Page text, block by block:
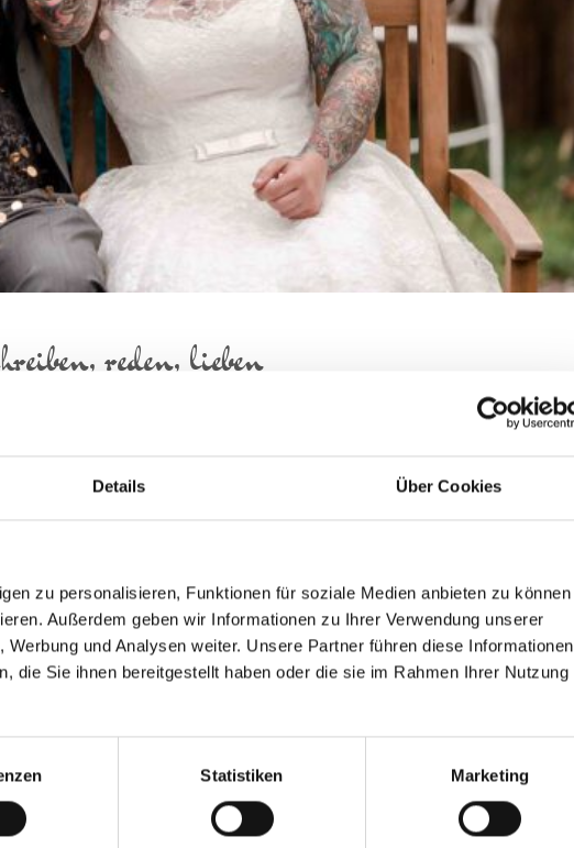
Details Über Cookies
zu personalisieren, Funktionen für soziale Medien anbieten zu können
Außerdem geben wir Informationen zu Ihrer Verwendung unserer
und Analysen weiter. Unsere Partner führen diese Informationen
die Sie ihnen bereitgestellt haben oder die sie im Rahmen Ihrer Nutzung
Statistiken Marketing
reden, lieben
WEITERLESEN